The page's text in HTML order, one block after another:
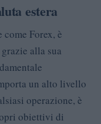
estera
Forex, è
alla sua
un alto livello
operazione, è
obiettivi di